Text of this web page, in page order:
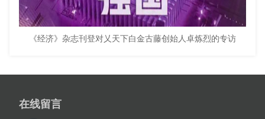
《经济》杂志刊登对乂天下白金古藤创始人卓炼烈的专访
在线留言